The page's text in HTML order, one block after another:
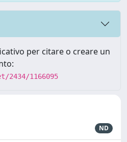
per citare o creare un
1166095
ND